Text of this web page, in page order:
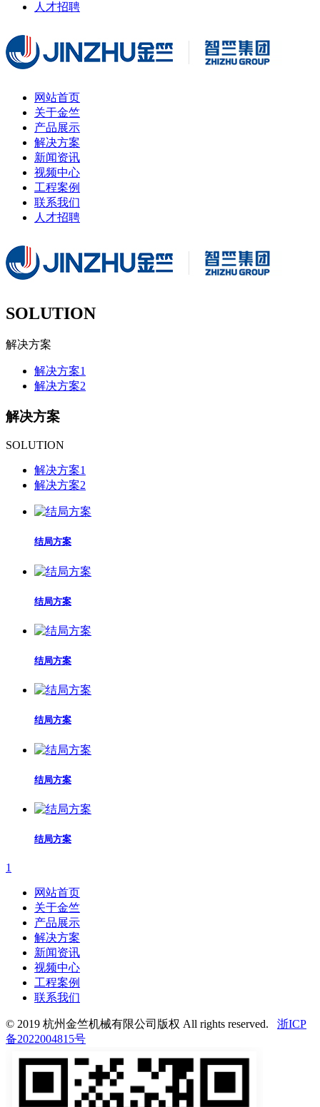
人才招聘
网站首页
关于金竺
产品展示
解决方案
新闻资讯
视频中心
工程案例
联系我们
人才招聘
SOLUTION
解决方案
解决方案1
解决方案2
解决方案
SOLUTION
解决方案1
解决方案2
结局方案
结局方案
结局方案
结局方案
结局方案
结局方案
1
网站首页
关于金竺
产品展示
解决方案
新闻资讯
视频中心
工程案例
联系我们
© 2019 杭州金竺机械有限公司版权 All rights reserved. 浙ICP
备2022004815号